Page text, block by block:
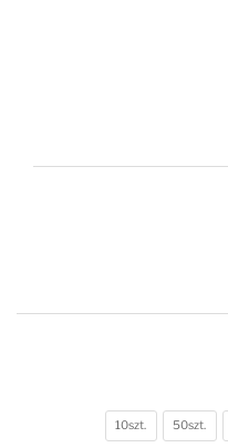
Pojemność
10szt. 50szt.